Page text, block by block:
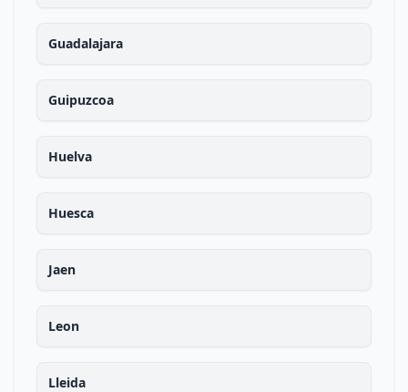
Guadalajara
Guipuzcoa
Huelva
Huesca
Jaen
Leon
Lleida